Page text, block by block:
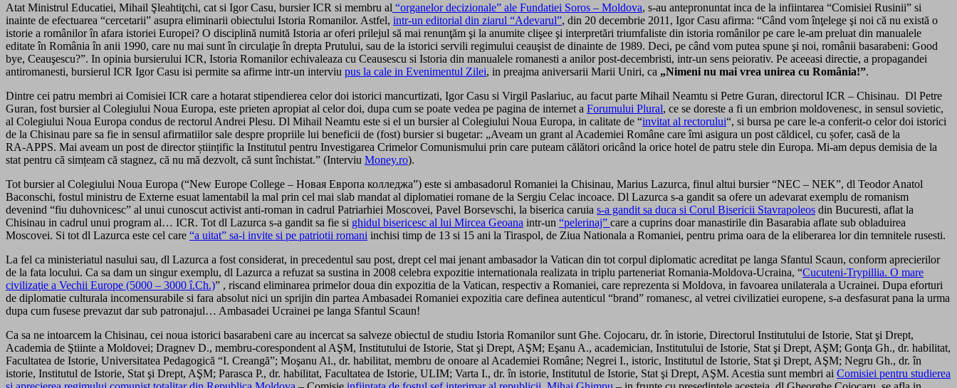
Atat Ministrul Educatiei, Mihail Şleahtiţchi, cat si Igor Casu, bursier ICR si membru al “organelor decizionale” ale Fundatiei Soros – Moldova, s-au antepronuntat inca de la infiintarea “Comisiei Rusinii” si
inainte de efectuarea “cercetarii” asupra eliminarii obiectului Istoria Romanilor. Astfel, intr-un editorial din ziarul “Adevarul”, din 20 decembrie 2011, Igor Casu afirma: “Când vom înţelege şi noi că nu există o
istorie a românilor în afara istoriei Europei? O disciplină numită Istoria ar oferi prilejul să mai renunţăm şi la anumite clişee şi interpretări triumfaliste din istoria românilor pe care le-am preluat din manualele
editate în România în anii 1990, care nu mai sunt în circulaţie în drepta Prutului, sau de la istorici servili regimului ceauşist de dinainte de 1989. Deci, pe când vom putea spune şi noi, românii basarabeni: Good
bye, Ceauşescu?”. In opinia bursierului ICR, Istoria Romanilor echivaleaza cu Ceausescu si Istoria din manualele romanesti a anilor post-decembristi, intr-un sens peiorativ. Pe aceeasi directie, a propagandei
antiromanesti, bursierul ICR Igor Casu isi permite sa afirme intr-un interviu pus la cale in Evenimentul Zilei, in preajma aniversarii Marii Uniri, ca „Nimeni nu mai vrea unirea cu România!”.
Dintre cei patru membri ai Comisiei ICR care a hotarat stipendierea celor doi istorici mancurtizati, Igor Casu si Virgil Paslariuc, au facut parte Mihail Neamtu si Petre Guran, directorul ICR – Chisinau. Dl Petre
Guran, fost bursier al Colegiului Noua Europa, este prieten apropiat al celor doi, dupa cum se poate vedea pe pagina de internet a Forumului Plural, ce se doreste a fi un embrion moldovenesc, in sensul sovietic,
al Colegiului Noua Europa condus de rectorul Andrei Plesu. Dl Mihail Neamtu este si el un bursier al Colegiului Noua Europa, in calitate de “invitat al rectorului“, si bursa pe care le-a conferit-o celor doi istorici
de la Chisinau pare sa fie in sensul afirmatiilor sale despre propriile lui beneficii de (fost) bursier si bugetar: „Aveam un grant al Academiei Române care îmi asigura un post căldicel, cu șofer, casă de la
RA‑APPS. Mai aveam un post de director științific la Institutul pentru Investigarea Crimelor Comunismului prin care puteam călători oricând la orice hotel de patru stele din Europa. Mi‑am depus demisia de la
stat pentru că simțeam că stagnez, că nu mă dezvolt, că sunt închistat.” (Interviu Money.ro).
Tot bursier al Colegiului Noua Europa (“New Europe College – Новая Европа колледжа”) este si ambasadorul Romaniei la Chisinau, Marius Lazurca, finul altui bursier “NEC – NEK”, dl Teodor Anatol
Baconschi, fostul ministru de Externe esuat lamentabil la mal prin cel mai slab mandat al diplomatiei romane de la Sergiu Celac incoace. Dl Lazurca s-a gandit sa ofere un adevarat exemplu de romanism
devenind “fiu duhovnicesc” al unui cunoscut activist anti-roman in cadrul Patriarhiei Moscovei, Pavel Borsevschi, la biserica caruia s-a gandit sa duca si Corul Bisericii Stavrapoleos din Bucuresti, aflat la
Chisinau in cadrul unui program al… ICR. Tot dl Lazurca s-a gandit sa fie si ghidul bisericesc al lui Mircea Geoana intr-un “pelerinaj” care a cuprins doar manastirile din Basarabia aflate sub obladuirea
Moscovei. Si tot dl Lazurca este cel care “a uitat” sa-i invite si pe patriotii romani inchisi timp de 13 si 15 ani la Tiraspol, de Ziua Nationala a Romaniei, pentru prima oara de la eliberarea lor din temnitele rusesti.
La fel ca ministeriatul nasului sau, dl Lazurca a fost considerat, in precedentul sau post, drept cel mai jenant ambasador la Vatican din tot corpul diplomatic acreditat pe langa Sfantul Scaun, conform aprecierilor
de la fata locului. Ca sa dam un singur exemplu, dl Lazurca a refuzat sa sustina in 2008 celebra expozitie internationala realizata in triplu parteneriat Romania-Moldova-Ucraina, “Cucuteni-Trypillia. O mare
civilizaţie a Vechii Europe (5000 – 3000 î.Ch.)” , riscand eliminarea primelor doua din expozitia de la Vatican, respectiv a Romaniei, care reprezenta si Moldova, in favoarea unilaterala a Ucrainei. Dupa eforturi
de diplomatie culturala incomensurabile si fara absolut nici un sprijin din partea Ambasadei Romaniei expozitia care definea autenticul “brand” romanesc, al vetrei civilizatiei europene, s-a desfasurat pana la urma
dupa cum fusese prevazut dar sub patronajul… Ambasadei Ucrainei pe langa Sfantul Scaun!
Ca sa ne intoarcem la Chisinau, cei noua istorici basarabeni care au incercat sa salveze obiectul de studiu Istoria Romanilor sunt Ghe. Cojocaru, dr. în istorie, Directorul Institutului de Istorie, Stat şi Drept,
Academia de Ştiinte a Moldovei; Dragnev D., membru-corespondent al AŞM, Institutului de Istorie, Stat şi Drept, AŞM; Eşanu A., academician, Institutului de Istorie, Stat şi Drept, AŞM; Gonţa Gh., dr. habilitat,
Facultatea de Istorie, Universitatea Pedagogică “I. Creangă”; Moşanu Al., dr. habilitat, membru de onoare al Academiei Române; Negrei I., istoric, Institutul de Istorie, Stat şi Drept, AŞM; Negru Gh., dr. în
istorie, Institutul de Istorie, Stat şi Drept, AŞM; Parasca P., dr. habilitat, Facultatea de Istorie, ULIM; Varta I., dr. în istorie, Institutul de Istorie, Stat şi Drept, AŞM. Acestia sunt membri ai Comisiei pentru studierea